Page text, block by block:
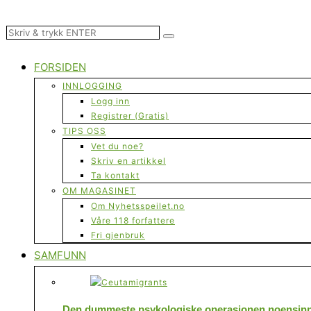
FORSIDEN
INNLOGGING
Logg inn
Registrer (Gratis)
TIPS OSS
Vet du noe?
Skriv en artikkel
Ta kontakt
OM MAGASINET
Om Nyhetsspeilet.no
Våre 118 forfattere
Fri gjenbruk
SAMFUNN